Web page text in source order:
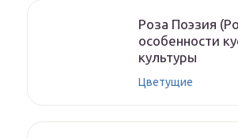
Роза Поэзия
особенности
культуры
Цветущие